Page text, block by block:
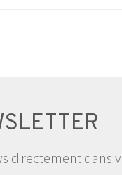
directement dans